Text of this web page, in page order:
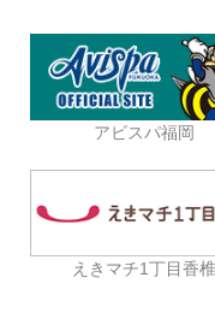
アビスパ福岡
えきマチ1丁目香椎